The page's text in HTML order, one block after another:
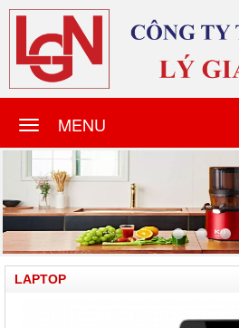
MENU
LAPTOP